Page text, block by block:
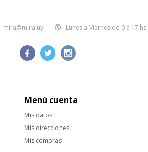
mira@mira.uy Lunes a Viernes de 9 a 17 hs.
  
Menú cuenta
Mis datos
Mis direcciones
Mis compras